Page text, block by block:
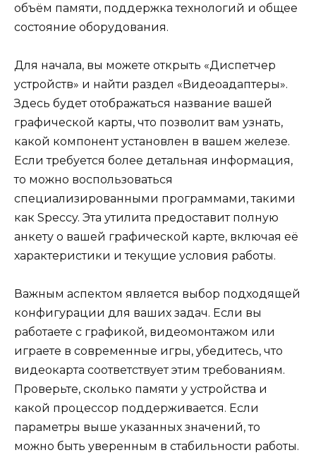
объём памяти, поддержка технологий и общее
состояние оборудования.
Для начала, вы можете открыть «Диспетчер
устройств» и найти раздел «Видеоадаптеры».
Здесь будет отображаться название вашей
графической карты, что позволит вам узнать,
какой компонент установлен в вашем железе.
Если требуется более детальная информация,
то можно воспользоваться
специализированными программами, такими
как Speccy. Эта утилита предоставит полную
анкету о вашей графической карте, включая её
характеристики и текущие условия работы.
Важным аспектом является выбор подходящей
конфигурации для ваших задач. Если вы
работаете с графикой, видеомонтажом или
играете в современные игры, убедитесь, что
видеокарта соответствует этим требованиям.
Проверьте, сколько памяти у устройства и
какой процессор поддерживается. Если
параметры выше указанных значений, то
можно быть уверенным в стабильности работы.